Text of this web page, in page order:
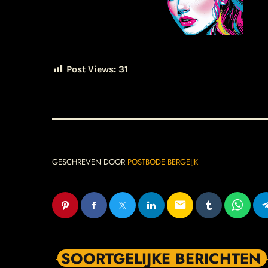
Post Views: 31
GESCHREVEN DOOR POSTBODE BERGEIJK
email
SOORTGELIJKE BERICHTEN